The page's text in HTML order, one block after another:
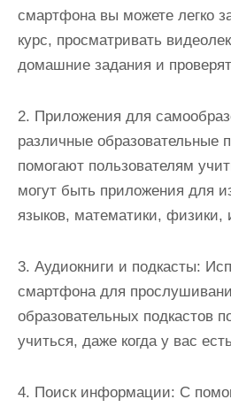
смартфона вы можете легко
курс, просматривать
домашние задания и
2. Приложения для
различные образовательные
помогают пользователям
могут быть приложения для
языков, математики, физики,
3. Аудиокниги и подкасты:
смартфона для
образовательных подкастов
учиться, даже когда у вас
4. Поиск информации: С